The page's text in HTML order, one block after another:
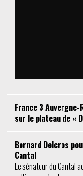
France 3
sur le plateau de «
Bernard Delcros
Cantal
Le sénateur du Cantal